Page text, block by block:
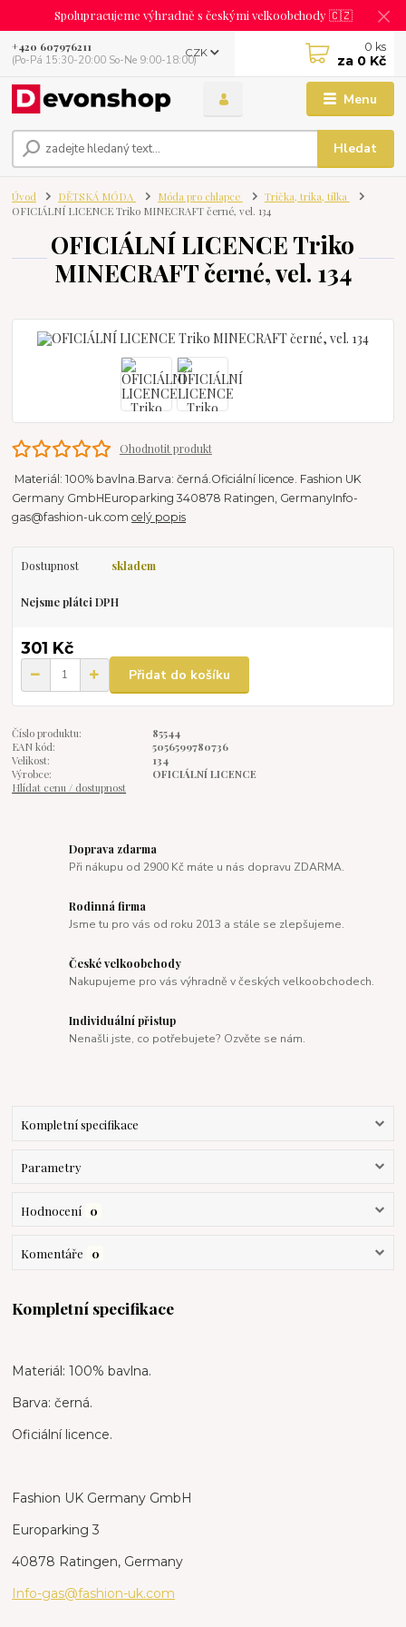
Spolupracujeme výhradně s českými velkoobchody 🇨🇿
Menu
CZK
Hledat
+420 607976211
(Po-Pá 15:30-20:00 So-Ne 9:00-18:00)
0 ks
za 0 Kč
Úvod DĚTSKÁ MÓDA Móda pro chlapce
Trička, trika, tílka
OFICIÁLNÍ LICENCE Triko MINECRAFT černé, vel. 134
OFICIÁLNÍ LICENCE Triko
MINECRAFT černé, vel. 134
Ohodnotit produkt
Materiál: 100% bavlna.Barva: černá.Oficiální licence. Fashion UK
Germany GmbHEuroparking 340878 Ratingen, GermanyInfo-
gas@fashion-uk.comcelý popis
Dostupnost skladem
Nejsme plátci DPH
301 Kč
Přidat do košíku
Číslo produktu:
85544
EAN kód:
5056599780736
Velikost:
134
Výrobce:
OFICIÁLNÍ LICENCE
Hlídat cenu / dostupnost
Doprava zdarma
Při nákupu od 2900 Kč máte u nás dopravu ZDARMA.
Rodinná firma
Jsme tu pro vás od roku 2013 a stále se zlepšujeme.
České velkoobchody
Nakupujeme pro vás výhradně v českých velkoobchodech.
Individuální přistup
Nenašli jste, co potřebujete? Ozvěte se nám.
Kompletní specifikace
Parametry
Hodnocení 0
Komentáře 0
Kompletní specifikace
Materiál: 100% bavlna.
Barva: černá.
Oficiální licence.
Fashion UK Germany GmbH
Europarking 3
40878 Ratingen, Germany
Info-gas@fashion-uk.com